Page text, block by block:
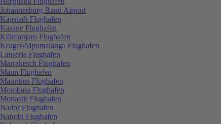
Johannesburg Rand Airport
Kapstadt Flughafen
Kasane Flughafen
Kilimanjaro Flughafen
Kruger-Mpumalanga Flughafen
Lanseria Flughafen
Marrakesch Flughafen
Maun Flughafen
Mauritius Flughafen
Mombasa Flughafen
Monastir Flughafen
Nador Flughafen
Nairobi Flughafen